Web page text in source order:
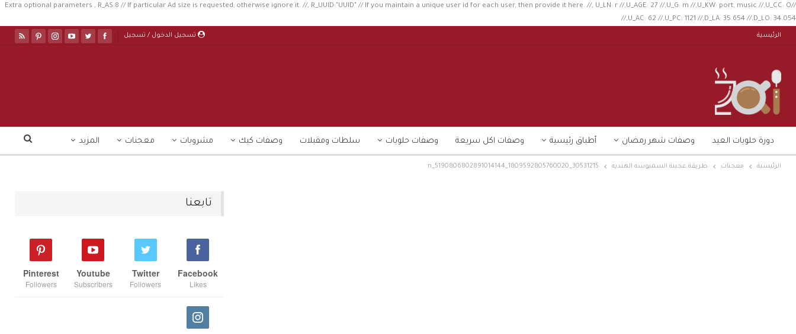
//Extra optional parameters , R_AS:8 // If particular Ad size is requested; otherwise ignore it. //, R_UUID:"UUID" // If you maintain a unique user id for each user, then provide it here. //, U_LN: r //,U_AGE: 27 //,U_G: m //,U_KW: port, music //,U_CC: O
//,U_AC: 62 //,U_PC: 1121 //,D_LA: 35.654 //,D_LO: 34.054
تسجيل الدخول / تسجيل الرئيسية
دورة حلويات العيد وصفات شهر رمضان أطباق رئيسية وصفات اكل سريعة وصفات حلويات سلطات ومقبلات وصفات كيك مشروبات معجنات المزيد
الرئيسية معجنات طريقة عجينة السمبوسه الهنديه 30531215_1809592805760020_5190806802891014144_n
تابعنا
Facebook
Likes
Twitter
Followers
Youtube
Subscribers
Pinterest
Followers